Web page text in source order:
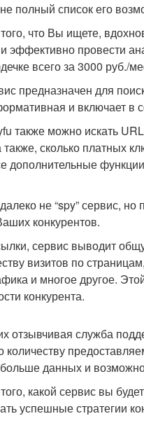
полный список его
что Вы ищете,
эффективно провести
всего за 3000 руб./
предназначен для
и включает в
также можно искать URL
также, сколько платных
дополнительные
не “spy” сервис,
конкурентов.
сервис выводит
визитов по
и многое другое.
конкурента.
отзывчивая служба
количеству
данных и
какой сервис вы
успешные стратегии